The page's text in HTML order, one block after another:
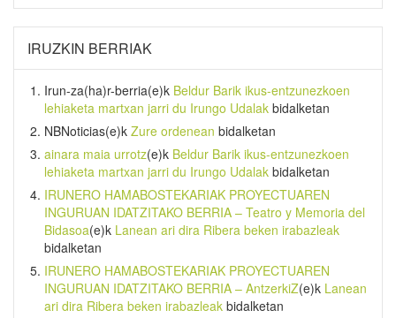
IRUZKIN BERRIAK
Irun-za(ha)r-berria(e)k Beldur Barik ikus-entzunezkoen
lehiaketa martxan jarri du Irungo Udalak bidalketan
NBNoticias(e)k Zure ordenean bidalketan
ainara maia urrotz(e)k Beldur Barik ikus-entzunezkoen
lehiaketa martxan jarri du Irungo Udalak bidalketan
IRUNERO HAMABOSTEKARIAK PROYECTUAREN
INGURUAN IDATZITAKO BERRIA – Teatro y Memoria del
Bidasoa(e)k Lanean ari dira Ribera beken irabazleak
bidalketan
IRUNERO HAMABOSTEKARIAK PROYECTUAREN
INGURUAN IDATZITAKO BERRIA – AntzerkiZ(e)k Lanean
ari dira Ribera beken irabazleak bidalketan